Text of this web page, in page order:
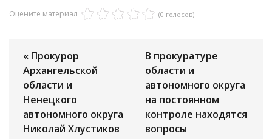
Оцените материал (0 голосов)
« Прокурор
Архангельской
области и
Ненецкого
автономного округа
Николай Хлустиков
В прокуратуре
области и
автономного округа
на постоянном
контроле находятся
вопросы